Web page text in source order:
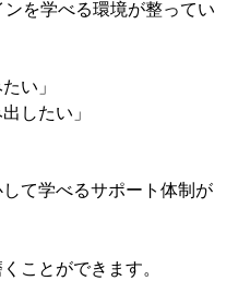
を学べる環境が整ってい
い」
したい」
て学べるサポート体制が
ことができます。